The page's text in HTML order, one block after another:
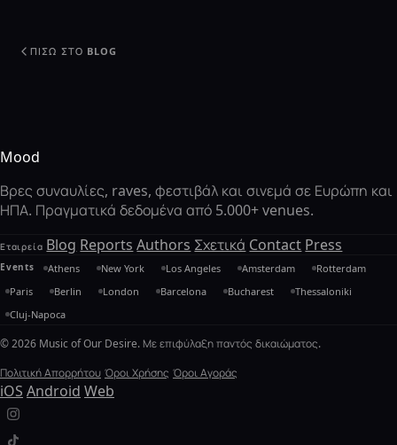
ΠΊΣΩ ΣΤΟ BLOG
Mood
Βρες συναυλίες, raves, φεστιβάλ και σινεμά σε Ευρώπη και
ΗΠΑ. Πραγματικά δεδομένα από 5.000+ venues.
Εταιρεία Blog Reports Authors Σχετικά Contact Press
Events Athens New York Los Angeles Amsterdam
Rotterdam
Paris
Berlin London Barcelona Bucharest
Thessaloniki
Cluj-Napoca
© 2026 Music of Our Desire. Με επιφύλαξη παντός δικαιώματος.
Πολιτική Απορρήτου Όροι Χρήσης Όροι Αγοράς
iOS Android Web